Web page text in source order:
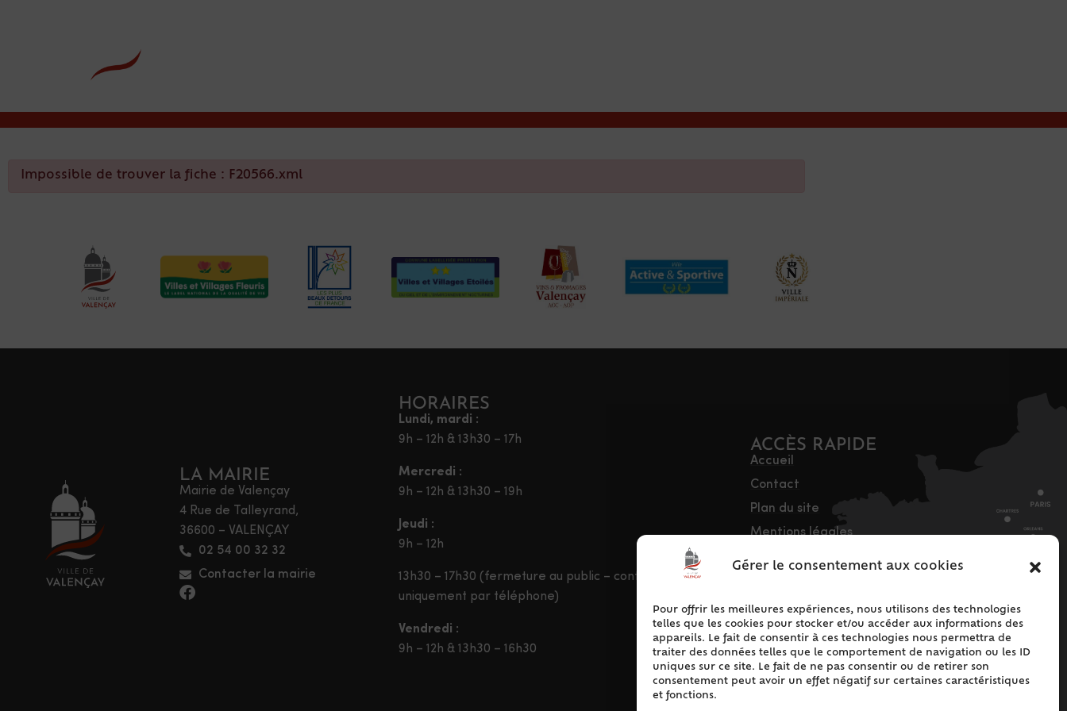
Gérer le consentement aux cookies
Pour offrir les meilleures expériences, nous utilisons des technologies
telles que les cookies pour stocker et/ou accéder aux informations des
appareils. Le fait de consentir à ces technologies nous permettra de
traiter des données telles que le comportement de navigation ou les ID
uniques sur ce site. Le fait de ne pas consentir ou de retirer son
consentement peut avoir un effet négatif sur certaines caractéristiques
et fonctions.
Impossible de trouver la fiche : F20566.xml
LA MAIRIE
Mairie de Valençay
4 Rue de Talleyrand,
36600 – VALENÇAY
02 54 00 32 32
Contacter la mairie
HORAIRES
Lundi, mardi :
9h – 12h & 13h30 – 17h
Mercredi :
9h – 12h & 13h30 – 19h
Jeudi :
9h – 12h
13h30 – 17h30 (fermeture au public – contact
uniquement par téléphone)
Vendredi :
9h – 12h & 13h30 – 16h30
ACCÈS RAPIDE
Accueil
Contact
Plan du site
Mentions légales
(UE)